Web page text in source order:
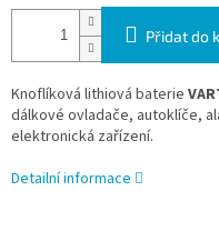
Přidat do
Knoflíková lithiová baterie
dálkové ovladače, autoklíče,
elektronická zařízení.
Detailní informace